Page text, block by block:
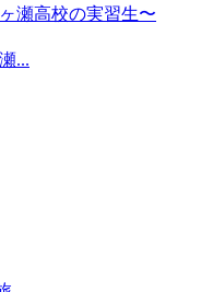
...